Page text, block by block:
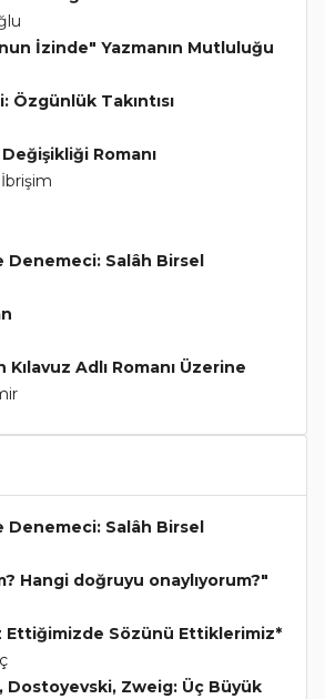
İzinde" Yazmanın Mutluluğu
Özgünlük Takıntısı
Romanı
Denemeci: Salâh Birsel
Kılavuz Adlı Romanı Üzerine
Denemeci: Salâh Birsel
Hangi doğruyu onaylıyorum?"
Ettiğimizde Sözünü Ettiklerimiz*
Dostoyevski, Zweig: Üç Büyük